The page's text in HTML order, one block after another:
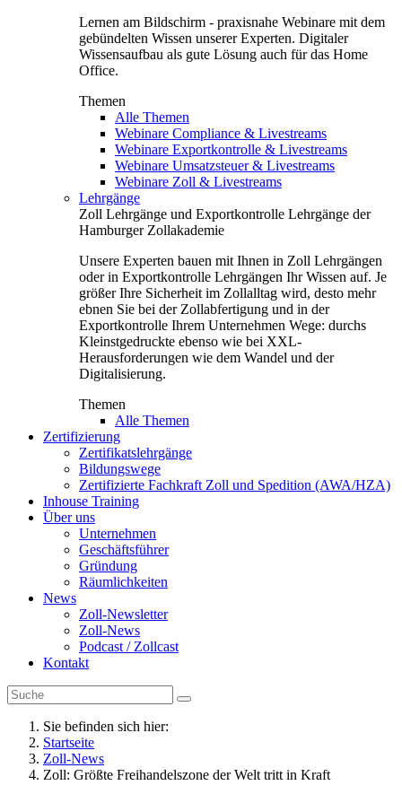
Lernen am Bildschirm - praxisnahe Webinare mit dem
gebündelten Wissen unserer Experten. Digitaler
Wissensaufbau als gute Lösung auch für das Home
Office.
Themen
Alle Themen
Webinare Compliance & Livestreams
Webinare Exportkontrolle & Livestreams
Webinare Umsatzsteuer & Livestreams
Webinare Zoll & Livestreams
Lehrgänge
Zoll Lehrgänge und Exportkontrolle Lehrgänge der
Hamburger Zollakademie
Unsere Experten bauen mit Ihnen in Zoll Lehrgängen
oder in Exportkontrolle Lehrgängen Ihr Wissen auf. Je
größer Ihre Sicherheit im Zollalltag wird, desto mehr
ebnen Sie bei der Zollabfertigung und in der
Exportkontrolle Ihrem Unternehmen Wege: durchs
Kleinstgedruckte ebenso wie bei XXL-
Herausforderungen wie dem Wandel und der
Digitalisierung.
Themen
Alle Themen
Zertifizierung
Zertifikatslehrgänge
Bildungswege
Zertifizierte Fachkraft Zoll und Spedition (AWA/HZA)
Inhouse Training
Über uns
Unternehmen
Geschäftsführer
Gründung
Räumlichkeiten
News
Zoll-Newsletter
Zoll-News
Podcast / Zollcast
Kontakt
Sie befinden sich hier:
Startseite
Zoll-News
Zoll: Größte Freihandelszone der Welt tritt in Kraft